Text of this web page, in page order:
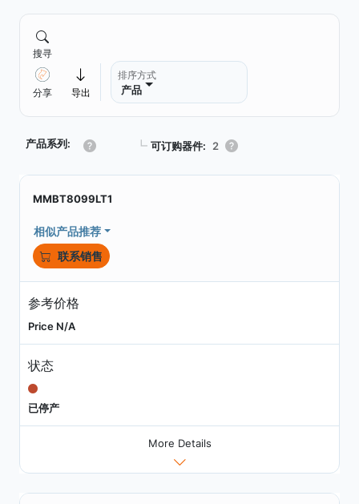
搜寻
分享 导出
排序方式
产品
产品系列: ┗ 可订购器件: 2
MMBT8099LT1
相似产品推荐
联系销售
参考价格
Price N/A
状态
已停产
More Details